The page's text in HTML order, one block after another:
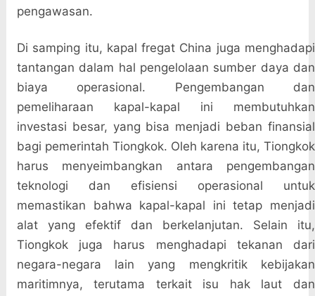
pengawasan.
Di samping itu, kapal fregat China juga menghadapi
tantangan dalam hal pengelolaan sumber daya dan
biaya operasional. Pengembangan dan
pemeliharaan kapal-kapal ini membutuhkan
investasi besar, yang bisa menjadi beban finansial
bagi pemerintah Tiongkok. Oleh karena itu, Tiongkok
harus menyeimbangkan antara pengembangan
teknologi dan efisiensi operasional untuk
memastikan bahwa kapal-kapal ini tetap menjadi
alat yang efektif dan berkelanjutan. Selain itu,
Tiongkok juga harus menghadapi tekanan dari
negara-negara lain yang mengkritik kebijakan
maritimnya, terutama terkait isu hak laut dan